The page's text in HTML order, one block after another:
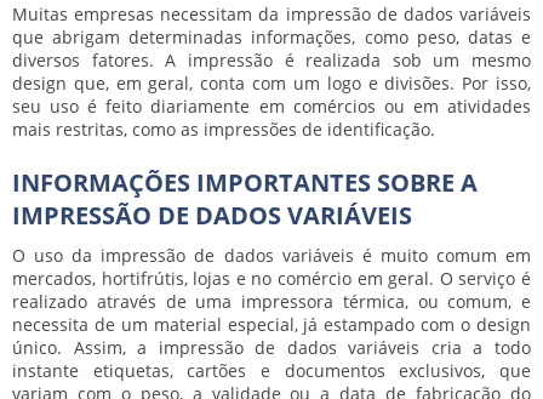
Muitas empresas necessitam da impressão de dados variáveis
que abrigam determinadas informações, como peso, datas e
diversos fatores. A impressão é realizada sob um mesmo
design que, em geral, conta com um logo e divisões. Por isso,
seu uso é feito diariamente em comércios ou em atividades
mais restritas, como as impressões de identificação.
INFORMAÇÕES IMPORTANTES SOBRE A
IMPRESSÃO DE DADOS VARIÁVEIS
O uso da impressão de dados variáveis é muito comum em
mercados, hortifrútis, lojas e no comércio em geral. O serviço é
realizado através de uma impressora térmica, ou comum, e
necessita de um material especial, já estampado com o design
único. Assim, a impressão de dados variáveis cria a todo
instante etiquetas, cartões e documentos exclusivos, que
variam com o peso, a validade ou a data de fabricação do